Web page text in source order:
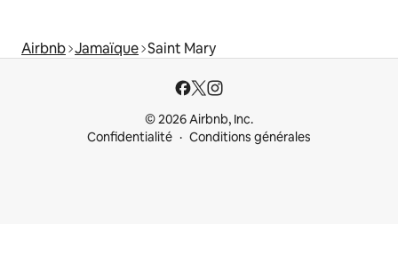
Airbnb Jamaïque Saint Mary
© 2026 Airbnb, Inc.
Confidentialité
Conditions générales